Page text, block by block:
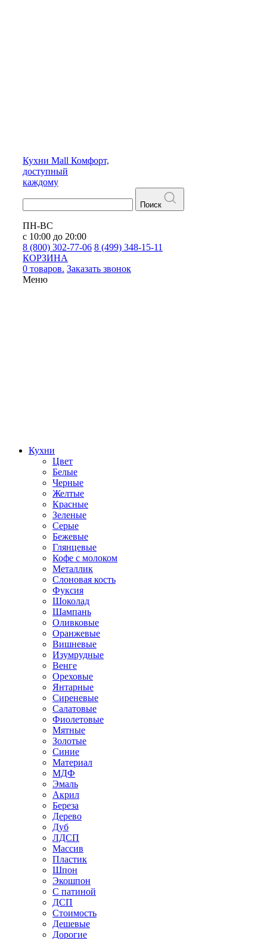
Кухни Mall Комфорт,
доступный
каждому
Поиск
ПН-ВС
с 10:00 до 20:00
8 (800) 302-77-06 8 (499) 348-15-11
КОРЗИНА
0 товаров. Заказать звонок
Меню
Кухни
Цвет
Белые
Черные
Желтые
Красные
Зеленые
Серые
Бежевые
Глянцевые
Кофе с молоком
Металлик
Слоновая кость
Фуксия
Шоколад
Шампань
Оливковые
Оранжевые
Вишневые
Изумрудные
Венге
Ореховые
Янтарные
Сиреневые
Салатовые
Фиолетовые
Мятные
Золотые
Синие
Материал
МДФ
Эмаль
Акрил
Береза
Дерево
Дуб
ЛДСП
Массив
Пластик
Шпон
Экошпон
С патиной
ДСП
Стоимость
Дешевые
Дорогие